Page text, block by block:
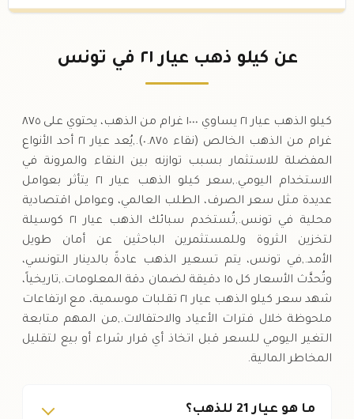
٣٣٤,٢٥٠.٠٠ دينار
عن كيلو ذهب عيار ٢١ في تونس
كيلو الذهب عيار ٢١ يساوي ١٠٠٠ غرام من الذهب، يحتوي على ٨٧٥
غرام من الذهب الخالص (نقاء ٠.٨٧٥).,يُعد عيار ٢١ أحد الأنواع
المفضلة للاستثمار بسبب توازنه بين النقاء والمرونة في
الاستخدام اليومي.,سعر كيلو الذهب عيار ٢١ يتأثر بعوامل
عديدة مثل سعر الصرف، الطلب العالمي، وعوامل اقتصادية
محلية في تونس.,تُستخدم سبائك الذهب عيار ٢١ كوسيلة
لتخزين الثروة وللمستثمرين الباحثين عن أمان طويل
الأمد.,في تونس، يتم تسعير الذهب عادةً بالدينار التونسي،
وتُحدَّث الأسعار كل ١٥ دقيقة لضمان دقة المعلومات.,تاريخياً،
شهد سعر كيلو الذهب عيار ٢١ تقلبات موسمية، مع ارتفاعات
ملحوظة خلال فترات الأعياد والاحتفالات.,من المهم متابعة
التغير اليومي للسعر قبل اتخاذ أي قرار شراء أو بيع لتقليل
المخاطر المالية.
ما هو عيار 21 للذهب؟